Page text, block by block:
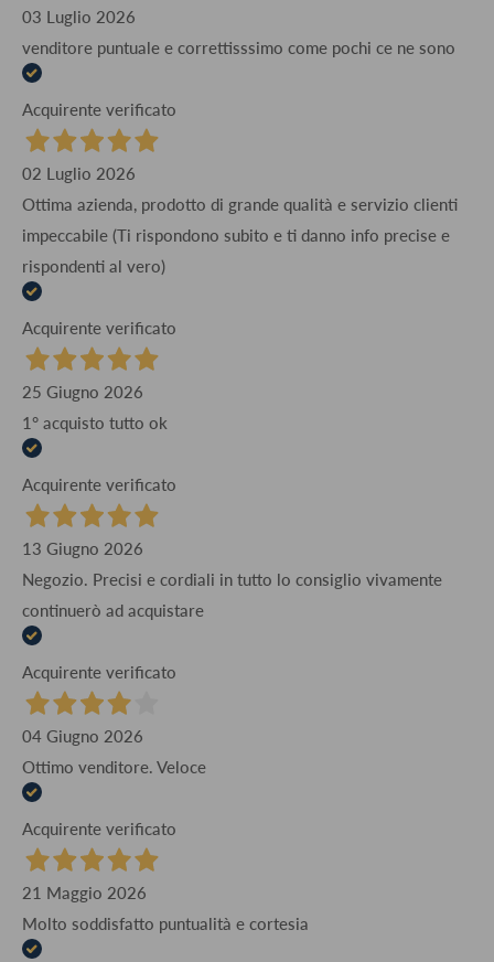
03 Luglio 2026
venditore puntuale e correttisssimo come pochi ce ne sono
Acquirente verificato
02 Luglio 2026
Ottima azienda, prodotto di grande qualità e servizio clienti
impeccabile (Ti rispondono subito e ti danno info precise e
rispondenti al vero)
Acquirente verificato
25 Giugno 2026
1° acquisto tutto ok
Acquirente verificato
13 Giugno 2026
Negozio. Precisi e cordiali in tutto lo consiglio vivamente
continuerò ad acquistare
Acquirente verificato
04 Giugno 2026
Ottimo venditore. Veloce
Acquirente verificato
21 Maggio 2026
Molto soddisfatto puntualità e cortesia